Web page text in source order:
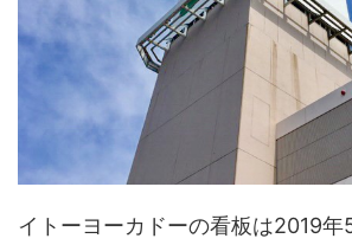
イトーヨーカドーの看板は2019年